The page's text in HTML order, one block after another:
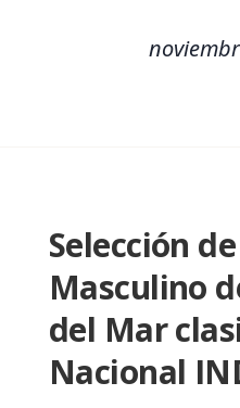
Selección
Masculino
del Mar
Nacional